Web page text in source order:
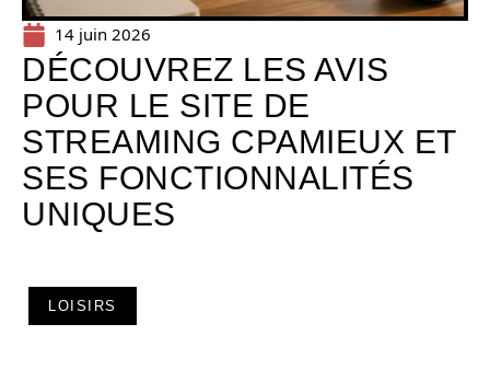
14 juin 2026
DÉCOUVREZ LES AVIS
POUR LE SITE DE
STREAMING CPAMIEUX ET
SES FONCTIONNALITÉS
UNIQUES
LOISIRS